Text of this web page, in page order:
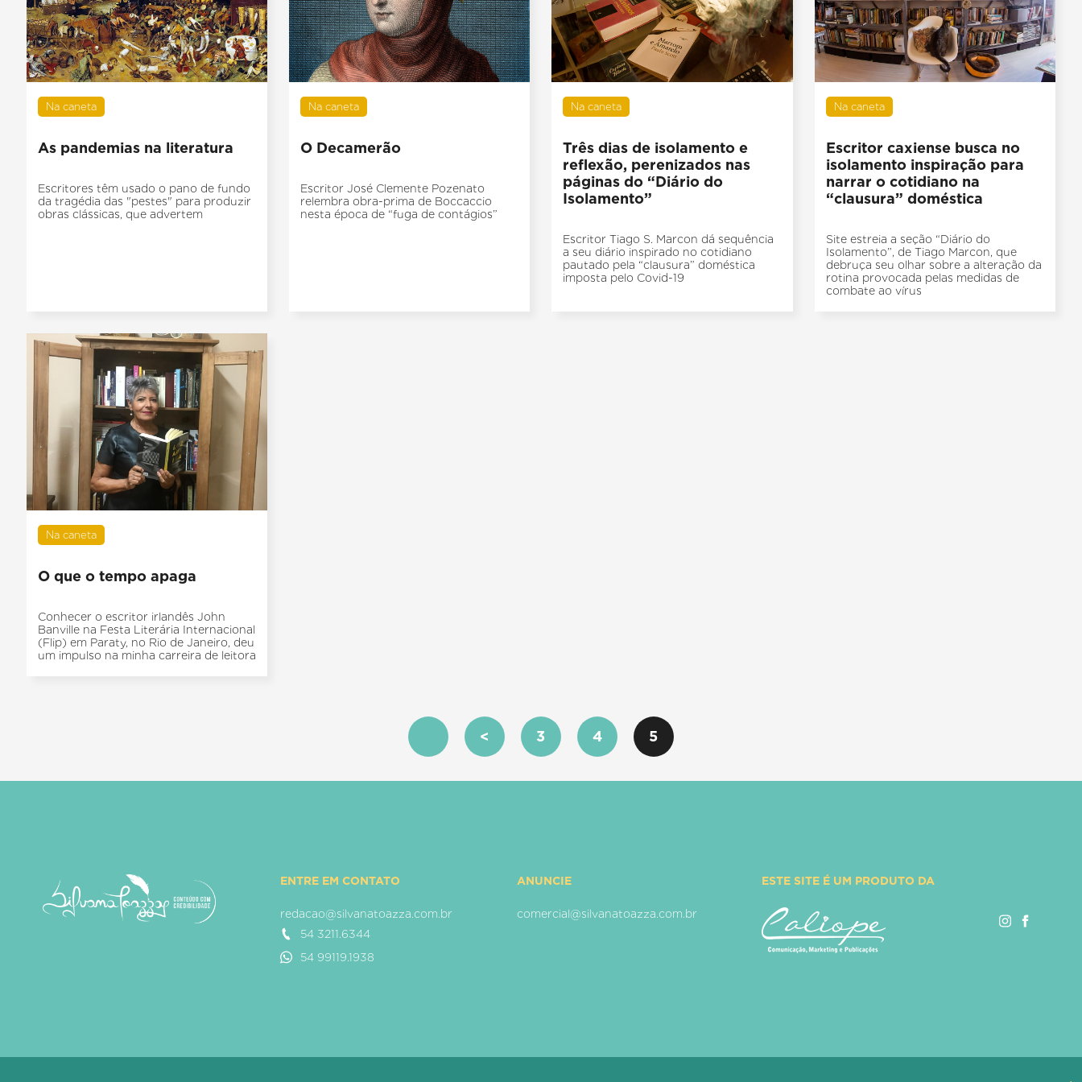
Na caneta
As pandemias na literatura
Escritores têm usado o pano de fundo
da tragédia das "pestes" para produzir
obras clássicas, que advertem
Na caneta
O Decamerão
Escritor José Clemente Pozenato
relembra obra-prima de Boccaccio
nesta época de “fuga de contágios”
Na caneta
Três dias de isolamento e
reflexão, perenizados nas
páginas do “Diário do
Isolamento”
Escritor Tiago S. Marcon dá sequência
a seu diário inspirado no cotidiano
pautado pela “clausura” doméstica
imposta pelo Covid-19
Na caneta
Escritor caxiense busca no
isolamento inspiração para
narrar o cotidiano na
“clausura” doméstica
Site estreia a seção “Diário do
Isolamento”, de Tiago Marcon, que
debruça seu olhar sobre a alteração da
rotina provocada pelas medidas de
combate ao vírus
Na caneta
O que o tempo apaga
Conhecer o escritor irlandês John
Banville na Festa Literária Internacional
(Flip) em Paraty, no Rio de Janeiro, deu
um impulso na minha carreira de leitora
< 3 4 5
ENTRE EM CONTATO
redacao@silvanatoazza.com.br
54 3211.6344
54 99119.1938
ANUNCIE
comercial@silvanatoazza.com.br
ESTE SITE É UM PRODUTO DA